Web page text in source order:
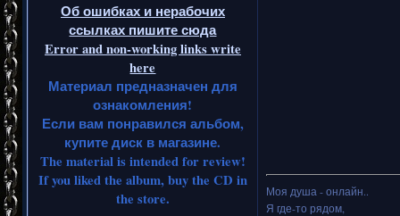
Об ошибках и нерабочих
ссылках пишите сюда
Error and non-working links write
here
Материал предназначен для
ознакомления!
Если вам понравился альбом,
купите диск в магазине.
The material is intended for review!
If you liked the album, buy the CD in
the store.
Моя душа - онлайн..
Я где-то рядом,